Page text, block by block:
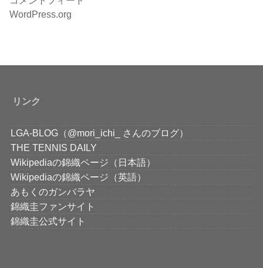
WordPress.org
リンク
LGA-BLOG（@mori_ichi_ さんのブログ）
THE TENNIS DAILY
Wikipediaの錦織ページ（日本語）
Wikipediaの錦織ページ（英語）
あもくのガンバラヤ
錦織圭ファンサイト
錦織圭公式サイト